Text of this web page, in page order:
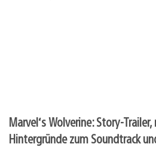
Marvel‘s Wolverine: Story-
Hintergründe zum Soundtrack